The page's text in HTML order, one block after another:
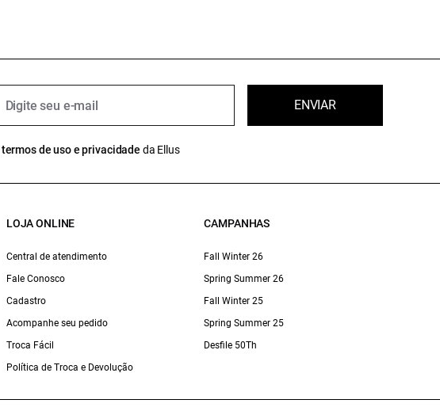
ENVIAR
termos de uso e privacidade da Ellus
LOJA ONLINE
Central de atendimento
Fale Conosco
Cadastro
Acompanhe seu pedido
Troca Fácil
Política de Troca e Devolução
CAMPANHAS
Fall Winter 26
Spring Summer 26
Fall Winter 25
Spring Summer 25
Desfile 50Th